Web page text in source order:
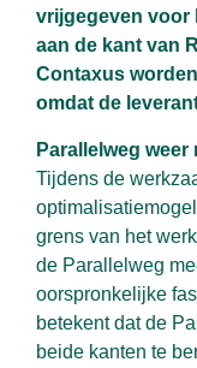
vrijgegeven voor
aan de kant van
Contaxus
omdat de
Parallelweg
Tijdens de
grens van het
de Parallelweg
oorspronkelijke
betekent dat de
beide kanten te